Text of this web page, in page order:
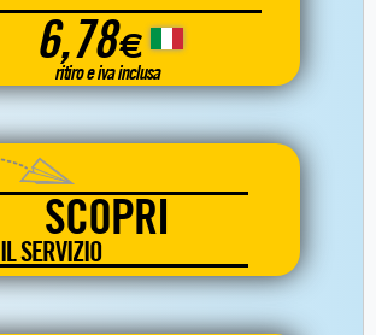
6,78€
ritiro e iva inclusa
SCOPRI
IL SERVIZIO